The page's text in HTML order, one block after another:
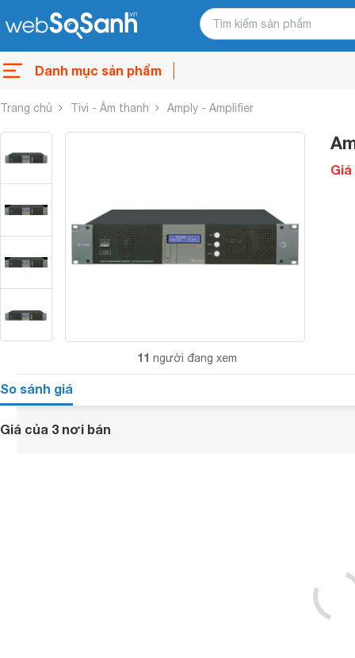
Danh mục sản phẩm
Trang chủ Tivi - Âm thanh Amply - Amplifier
11 người đang xem
Giá
So sánh giá
Giá của 3 nơi bán